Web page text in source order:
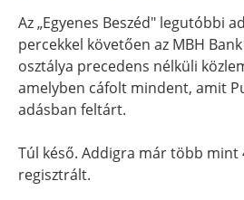
Az „Egyenes Beszéd" legutóbbi
percekkel követően az MBH
osztálya precedens nélküli
amelyben cáfolt mindent, amit
adásban feltárt.
Túl késő. Addigra már több mint
regisztrált.